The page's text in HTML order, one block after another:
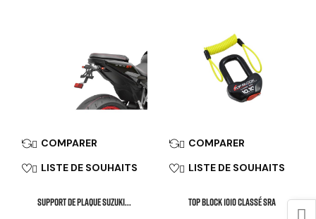
 COMPARER
 LISTE DE SOUHAITS
SUPPORT DE PLAQUE SUZUKI...
 COMPARER
 LISTE DE SOUHAITS
TOP BLOCK 1010 Classé SRA